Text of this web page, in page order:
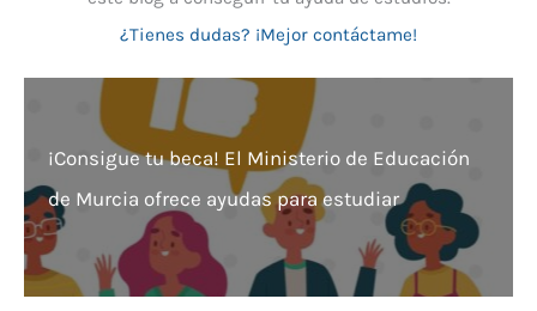
¿Tienes dudas? ¡Mejor contáctame!
¡Consigue tu beca! El Ministerio de Educación
de Murcia ofrece ayudas para estudiar